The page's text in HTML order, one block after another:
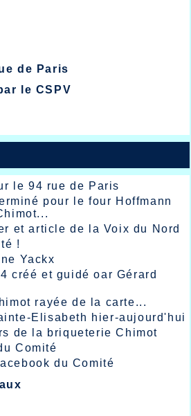
de Paris
le CSPV
le 94 rue de Paris
pour le four Hoffmann
et article de la Voix du Nord
!
Yackx
créé et guidé oar Gérard
rayée de la carte...
Elisabeth hier-aujourd'hui
de la briqueterie Chimot
Comité
du Comité